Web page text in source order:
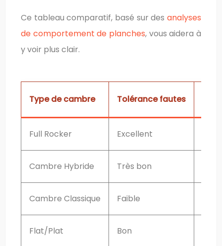
Ce tableau comparatif, basé sur des analyses
de comportement de planches, vous aidera à
y voir plus clair.
Type de cambre Tolérance fautes
Full Rocker Excellent
Cambre Hybride Très bon
Cambre Classique Faible
Flat/Plat Bon